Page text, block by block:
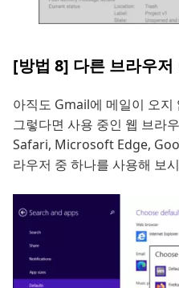
[방법 8] 다른 브라우저
아직도 Gmail에 메일이 오지
그렇다면 사용 중인 웹 브라
Safari, Microsoft Edge,
라우저 중 하나를 사용해 보